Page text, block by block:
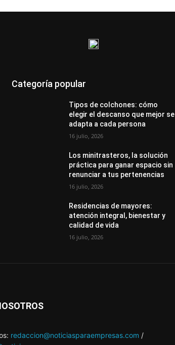
Categoría popular
Tipos de colchones: cómo
elegir el descanso que mejor se
adapta a cada persona
16 julio, 2026
Los minitrasteros, la solución
práctica para ganar espacio sin
renunciar a tus pertenencias
16 julio, 2026
Residencias de mayores:
atención integral, bienestar y
calidad de vida
16 julio, 2026
redaccion@noticiasparaempresas.com /